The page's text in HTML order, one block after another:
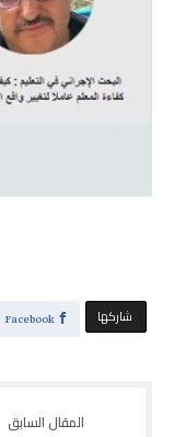
‫‫ شاركها‬ Facebook